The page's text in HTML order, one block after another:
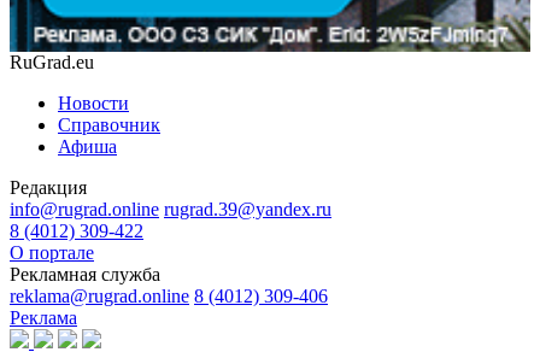
RuGrad.eu
Новости
Справочник
Афиша
Редакция
info@rugrad.online rugrad.39@yandex.ru
8 (4012) 309-422
О портале
Рекламная служба
reklama@rugrad.online 8 (4012) 309-406
Реклама